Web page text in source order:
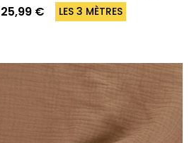
25,99 €
LES 3 MÈTRES